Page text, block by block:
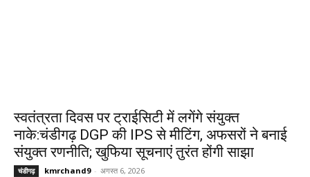
स्वतंत्रता दिवस पर ट्राईसिटी में लगेंगे संयुक्त
नाके:चंडीगढ़ DGP की IPS से मीटिंग, अफसरों ने बनाई
संयुक्त रणनीति; खुफिया सूचनाएं तुरंत होंगी साझा
चंडीगढ़ kmrchand9 - अगस्त 6, 2026